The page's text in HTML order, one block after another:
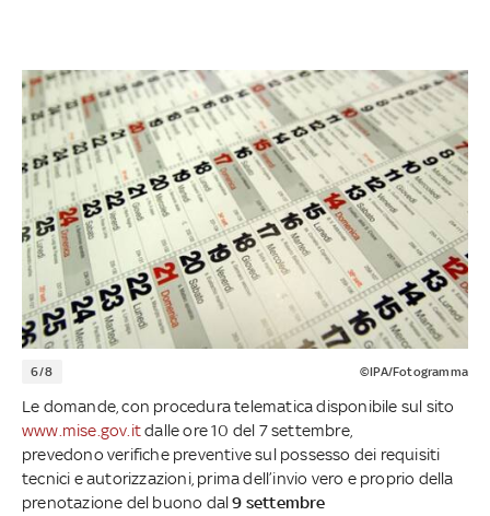
6/8 ©IPA/Fotogramma
Le domande, con procedura telematica disponibile sul sito
www.mise.gov.itdalle ore 10 del 7 settembre,
prevedono verifiche preventive sul possesso dei requisiti
tecnici e autorizzazioni, prima dell’invio vero e proprio della
prenotazione del buono dal9 settembre